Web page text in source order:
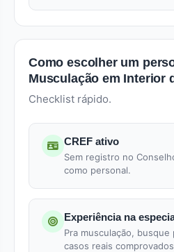
Como escolher um
Musculação em Interior
Checklist rápido.
CREF ativo
Sem registro no
como personal.
Experiência na
Pra musculação,
casos reais